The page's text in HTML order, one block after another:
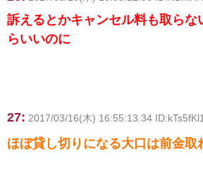
訴えるとかキャンセル料も取らな
らいいのに
27: 2017/03/16(木) 16:55:13.34
ほぼ貸し切りになる大口は前金取